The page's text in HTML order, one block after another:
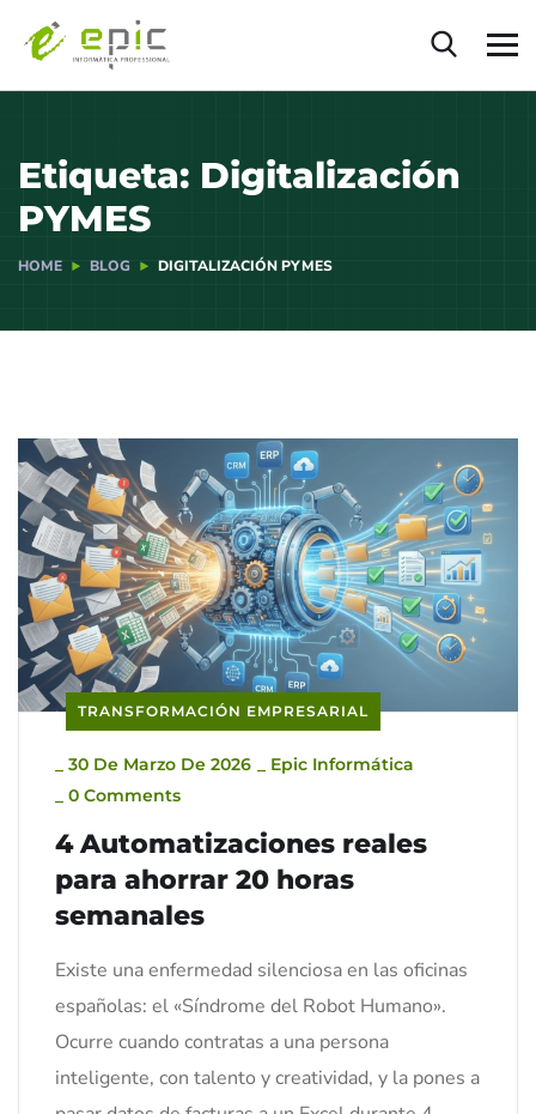
Etiqueta: Digitalización
PYMES
HOME BLOG DIGITALIZACIÓN PYMES
TRANSFORMACIÓN EMPRESARIAL
30 De Marzo De 2026
Epic Informática
0 Comments
4 Automatizaciones reales
para ahorrar 20 horas
semanales
Existe una enfermedad silenciosa en las oficinas
españolas: el «Síndrome del Robot Humano».
Ocurre cuando contratas a una persona
inteligente, con talento y creatividad, y la pones a